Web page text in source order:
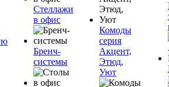
Стеллажи
в офис
Бренч-
системы
Комоды
серия
Акцент,
Этюд,
Уют